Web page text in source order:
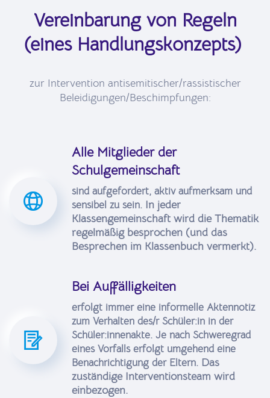
Vereinbarung von Regeln
(eines Handlungskonzepts)
zur Intervention antisemitischer/rassistischer
Beleidigungen/Beschimpfungen:
Alle Mitglieder der
Schulgemeinschaft
sind aufgefordert, aktiv aufmerksam und
sensibel zu sein. In jeder
Klassengemeinschaft wird die Thematik
regelmäßig besprochen (und das
Besprechen im Klassenbuch vermerkt).
Bei Auffälligkeiten
erfolgt immer eine informelle Aktennotiz
zum Verhalten des/r Schüler:in in der
Schüler:innenakte. Je nach Schweregrad
eines Vorfalls erfolgt umgehend eine
Benachrichtigung der Eltern. Das
zuständige Interventionsteam wird
einbezogen.